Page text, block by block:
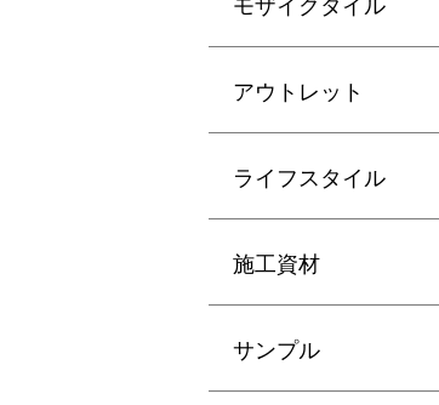
アウトレット
ライフスタイル
施工資材
サンプル